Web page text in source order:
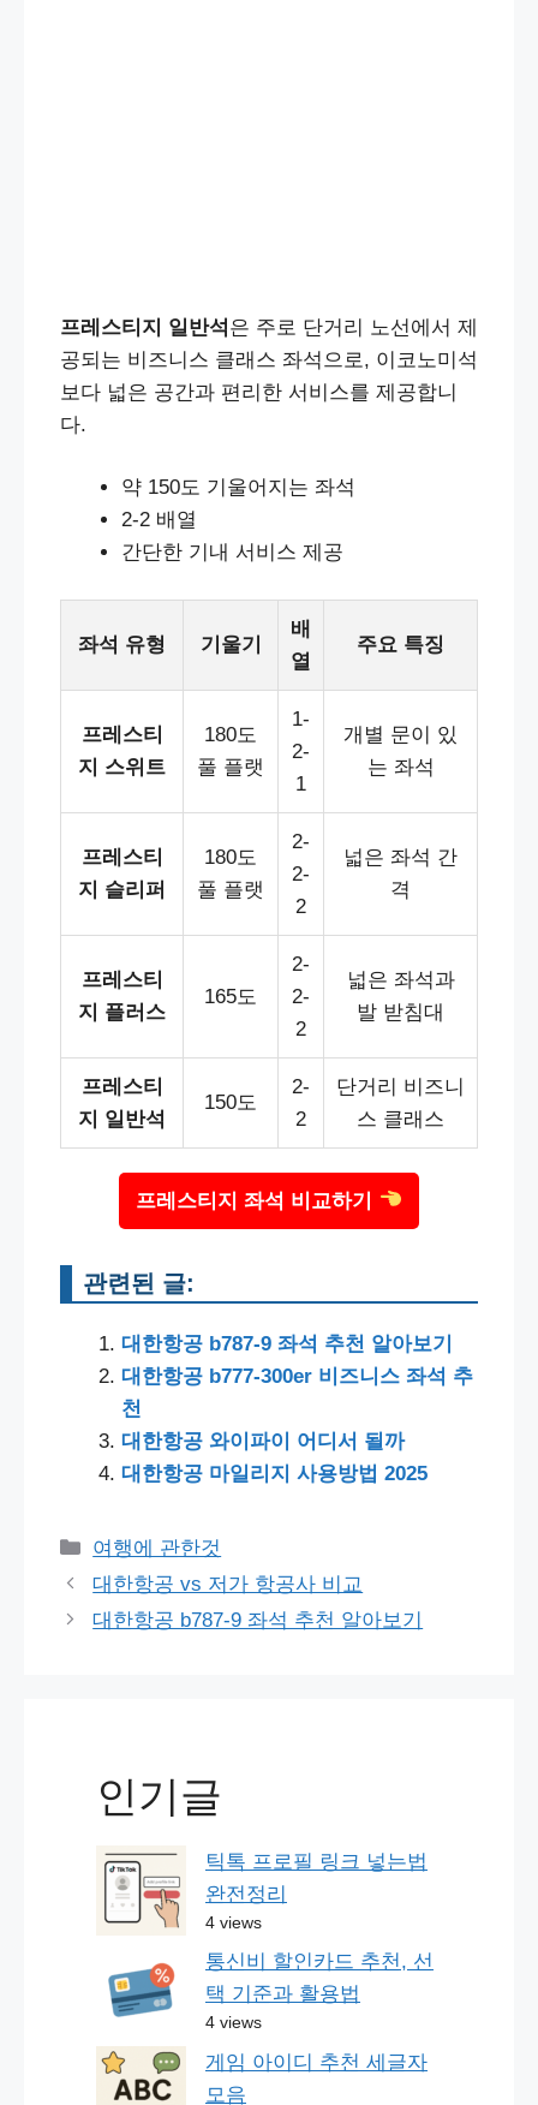
프레스티지 일반석 은 주로 단거리 노선에서 제
공되는 비즈니스 클래스 좌석으로, 이코노미석
보다 넓은 공간과 편리한 서비스를 제공합니
다.
약 150도 기울어지는 좌석
2-2 배열
간단한 기내 서비스 제공
좌석 유형 기울기
배
열
주요 특징
프레스티
지 스위트
180도
풀 플랫
1-
2-
1
개별 문이 있
는 좌석
프레스티
지 슬리퍼
180도
풀 플랫
2-
2-
2
넓은 좌석 간
격
프레스티
지 플러스
165도
2-
2-
2
넓은 좌석과
발 받침대
프레스티
지 일반석
150도
2-
2
단거리 비즈니
스 클래스
프레스티지 좌석 비교하기
관련된 글:
대한항공 b787-9 좌석 추천 알아보기
대한항공 b777-300er 비즈니스 좌석 추
천
대한항공 와이파이 어디서 될까
대한항공 마일리지 사용방법 2025
Categories
여행에 관한것
Post
navigation
대한항공 vs 저가 항공사 비교
대한항공 b787-9 좌석 추천 알아보기
인기글
틱톡 프로필 링크 넣는법
완전정리
4 views
통신비 할인카드 추천, 선
택 기준과 활용법
4 views
게임 아이디 추천 세글자
모음